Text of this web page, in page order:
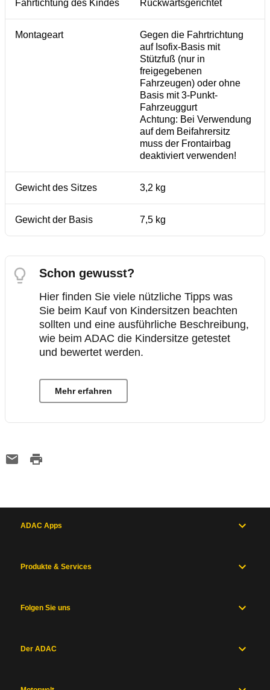
Fahrtichtung des Kindes Rückwärtsgerichtet
Montageart
Gegen die Fahrtrichtung
auf Isofix-Basis mit
Stützfuß (nur in
freigegebenen
Fahrzeugen) oder ohne
Basis mit 3-Punkt-
Fahrzeuggurt
Achtung: Bei Verwendung
auf dem Beifahrersitz
muss der Frontairbag
deaktiviert verwenden!
Gewicht des Sitzes 3,2 kg
Gewicht der Basis 7,5 kg
Schon gewusst?
Hier finden Sie viele nützliche Tipps was
Sie beim Kauf von Kindersitzen beachten
sollten und eine ausführliche Beschreibung,
wie beim ADAC die Kindersitze getestet
und bewertet werden.
Mehr erfahren
ADAC Apps
Produkte & Services
Folgen Sie uns
Der ADAC